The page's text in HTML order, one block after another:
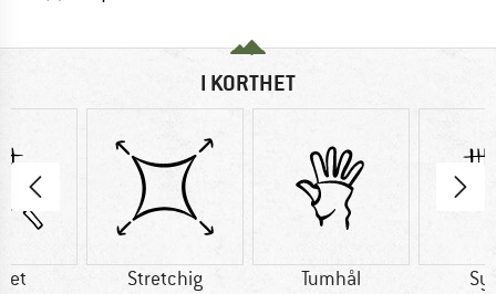
I KORTHET
Stretchig Tumhål